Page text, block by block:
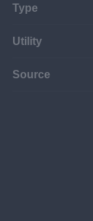
Type
Utility
Source